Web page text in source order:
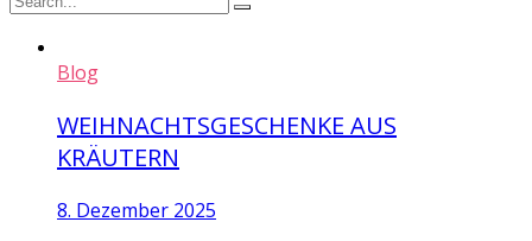
Blog
WEIHNACHTSGESCHENKE AUS
KRÄUTERN
8. Dezember 2025